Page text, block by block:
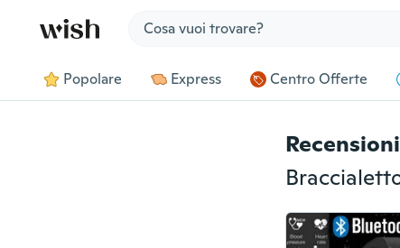
Popolare Express Centro Offerte